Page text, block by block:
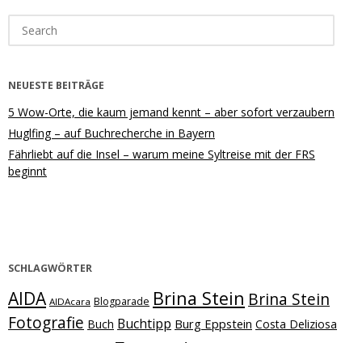
for:
NEUESTE BEITRÄGE
5 Wow-Orte, die kaum jemand kennt – aber sofort verzaubern
Huglfing – auf Buchrecherche in Bayern
Fährliebt auf die Insel – warum meine Syltreise mit der FRS
beginnt
SCHLAGWÖRTER
AIDA AIDAcara Blogparade Brina Stein Brina Stein
Fotografie Buch Buchtipp Burg Eppstein Costa Deliziosa